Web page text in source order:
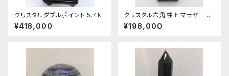
クリスタルダブルポイント 5.4k
¥418,000
クリスタル六角柱 ヒマラヤ レ
インボー入り
¥198,000